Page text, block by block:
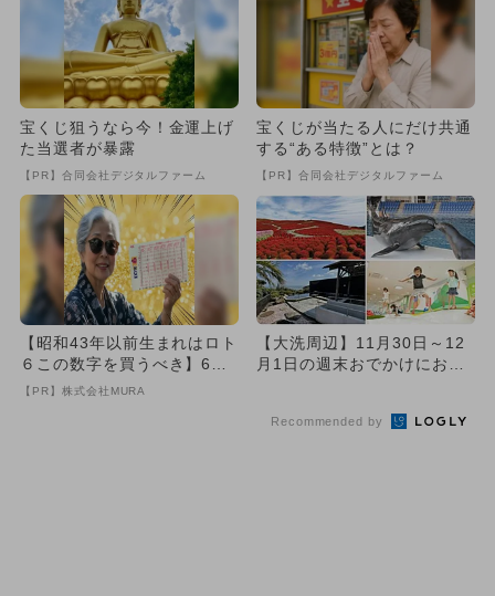
宝くじ狙うなら今！金運上げ
た当選者が暴露
【PR】合同会社デジタルファーム
宝くじが当たる人にだけ共通
する“ある特徴”とは？
【PR】合同会社デジタルファーム
【昭和43年以前生まれはロト
６この数字を買うべき】6つ
の数字が「完全一致」する
【PR】株式会社MURA
【大洗周辺】11月30日～12
月1日の週末おでかけにおす
Recommended by